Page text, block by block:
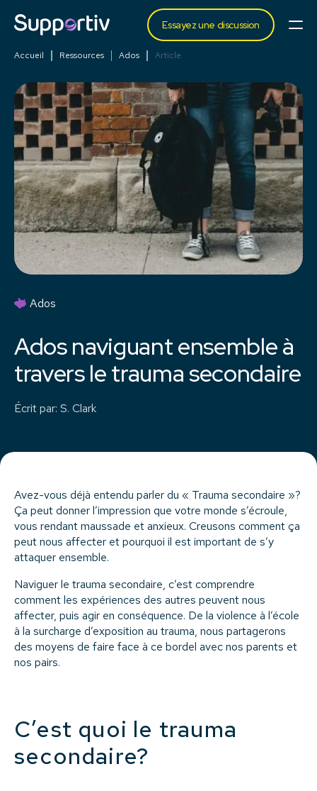
Essayez une discussion
Accueil Ressources Ados Article
Ados
Ados naviguant ensemble à
travers le trauma secondaire
Écrit par: S. Clark
Avez-vous déjà entendu parler du « Trauma secondaire »?
Ça peut donner l’impression que votre monde s’écroule,
vous rendant maussade et anxieux. Creusons comment ça
peut nous affecter et pourquoi il est important de s’y
attaquer ensemble.
Naviguer le trauma secondaire, c’est comprendre
comment les expériences des autres peuvent nous
affecter, puis agir en conséquence. De la violence à l’école
à la surcharge d’exposition au trauma, nous partagerons
des moyens de faire face à ce bordel avec nos parents et
nos pairs.
C’est quoi le trauma
secondaire?